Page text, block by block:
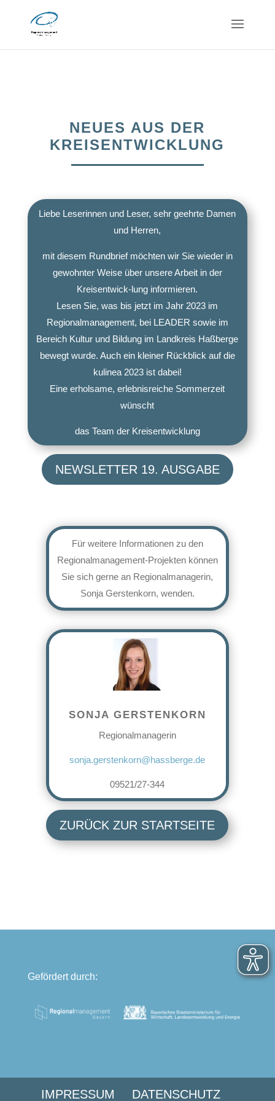
NEUES AUS DER
KREISENTWICKLUNG
Liebe Leserinnen und Leser, sehr geehrte Damen
und Herren,
mit diesem Rundbrief möchten wir Sie wieder in
gewohnter Weise über unsere Arbeit in der
Kreisentwick-lung informieren.
Lesen Sie, was bis jetzt im Jahr 2023 im
Regionalmanagement, bei LEADER sowie im
Bereich Kultur und Bildung im Landkreis Haßberge
bewegt wurde. Auch ein kleiner Rückblick auf die
kulinea 2023 ist dabei!
Eine erholsame, erlebnisreiche Sommerzeit
wünscht
das Team der Kreisentwicklung
NEWSLETTER 19. AUSGABE
Für weitere Informationen zu den
Regionalmanagement-Projekten können
Sie sich gerne an Regionalmanagerin,
Sonja Gerstenkorn, wenden.
SONJA GERSTENKORN
Regionalmanagerin
sonja.gerstenkorn@hassberge.de
09521/27-344
ZURÜCK ZUR STARTSEITE
Gefördert durch:
IMPRESSUM DATENSCHUTZ